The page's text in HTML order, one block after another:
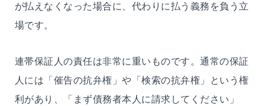
が払えなくなった場合に、代わりに払う義務を負う立
場です。
連帯保証人の責任は非常に重いものです。通常の保証
人には「催告の抗弁権」や「検索の抗弁権」という権
利があり、「まず債務者本人に請求してください」